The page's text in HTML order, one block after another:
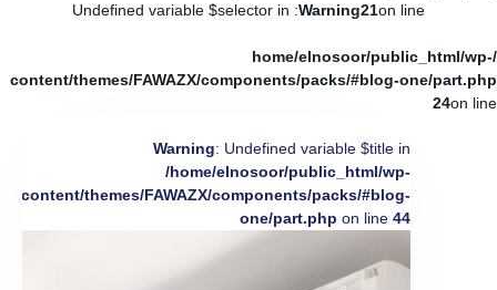
on line
21
Warning
: Undefined variable $selector in
/home/elnosoor/public_html/wp-
content/themes/FAWAZX/components/packs/#blog-one/part.php
on line
24
Warning: Undefined variable $title in
/home/elnosoor/public_html/wp-
content/themes/FAWAZX/components/packs/#blog-
one/part.php on line 44